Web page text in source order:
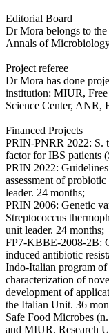
Editorial Board
Dr Mora belongs to
Annals of
Project referee
Dr Mora has done
institution: MIUR,
Science Center, ANR,
Financed Projects
PRIN-PNRR 2022: S.
factor for IBS patients
PRIN 2022:
assessment of
leader. 24 months;
PRIN 2006: Genetic
Streptococcus
unit leader. 24 months;
FP7-KBBE-2008-2B:
induced antibiotic
Indo-Italian program
characterization of
development of
the Italian Unit. 36
Safe Food Microbes
and MIUR. Research